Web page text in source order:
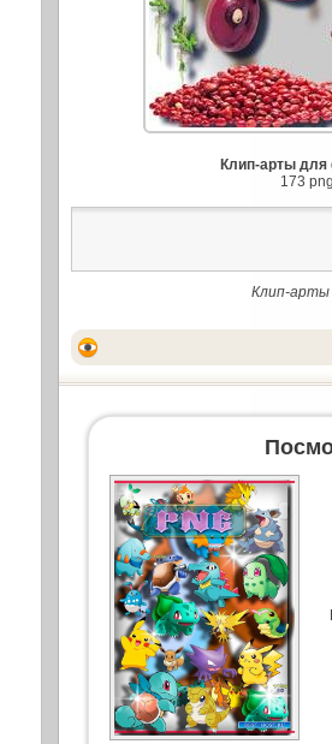
Клип-арты
173
Клип-арты